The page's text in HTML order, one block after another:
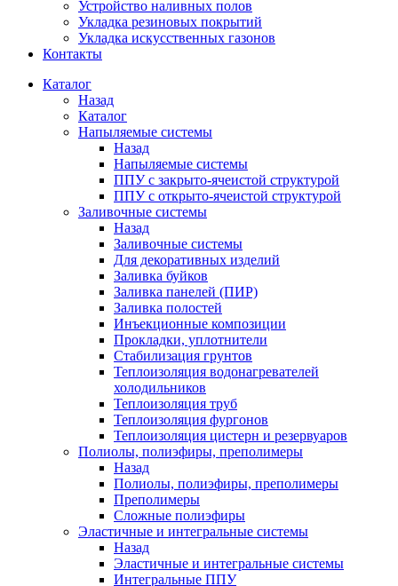
Устройство наливных полов
Укладка резиновых покрытий
Укладка искусственных газонов
Контакты
Каталог
Назад
Каталог
Напыляемые системы
Назад
Напыляемые системы
ППУ с закрыто-ячеистой структурой
ППУ с открыто-ячеистой структурой
Заливочные системы
Назад
Заливочные системы
Для декоративных изделий
Заливка буйков
Заливка панелей (ПИР)
Заливка полостей
Инъекционные композиции
Прокладки, уплотнители
Стабилизация грунтов
Теплоизоляция водонагревателей
холодильников
Теплоизоляция труб
Теплоизоляция фургонов
Теплоизоляция цистерн и резервуаров
Полиолы, полиэфиры, преполимеры
Назад
Полиолы, полиэфиры, преполимеры
Преполимеры
Сложные полиэфиры
Эластичные и интегральные системы
Назад
Эластичные и интегральные системы
Интегральные ППУ